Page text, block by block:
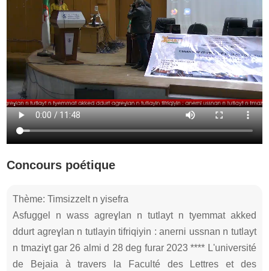
Concours poétique
Thème: Timsizzelt n yisefra
Asfuggel n wass agreɣlan n tutlayt n tyemmat akked
ddurt agreɣlan n tutlayin tifriqiyin : anerni ussnan n tutlayt
n tmaziɣt gar 26 almi d 28 deg furar 2023 **** L'université
de Bejaia à travers la Faculté des Lettres et des